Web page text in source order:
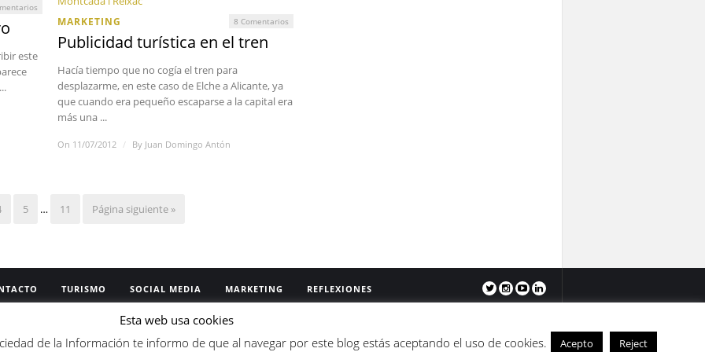
este
MARKETING 8 Comentarios
Publicidad turística en el tren
Hacía tiempo que no cogía el tren para
desplazarme, en este caso de Elche a Alicante, ya
que cuando era pequeño escaparse a la capital era
más una ...
On 11/07/2012 / By Juan Domingo Antón
5 … 11 Página siguiente »
TURISMO SOCIAL MEDIA MARKETING REFLEXIONES
4.0 Internacional.
Esta web usa cookies
de la Información te informo de que al navegar por este blog estás aceptando el uso de cookies.
Acepto Reject